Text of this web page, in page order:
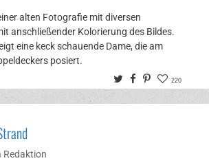
alten Fotografie mit diversen
anschließender Kolorierung des Bildes.
eine keck schauende Dame, die am
posiert.
TwitterFacebook
Pinterest
220
Redaktion